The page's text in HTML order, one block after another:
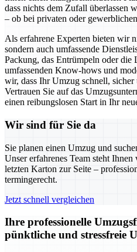
dass nichts dem Zufall überlassen
– ob bei privaten oder
Als erfahrene Experten bieten wir
sondern auch umfassende
Packung, das Entrümpeln oder die
umfassenden Know-hows und
wir, dass Ihr Umzug schnell, sicher
Vertrauen Sie auf das
einen reibungslosen Start in Ihr
Wir sind für Sie da
Sie planen einen Umzug und
Unser erfahrenes Team steht
letzten Karton zur Seite –
termingerecht.
Jetzt schnell vergleichen
Ihre professionelle
pünktliche und stressfreie